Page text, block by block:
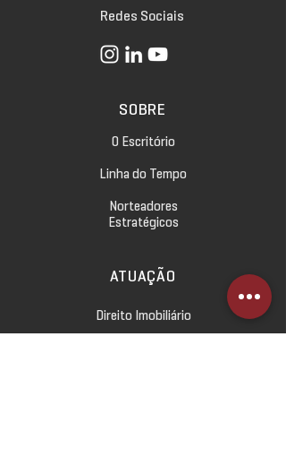
Redes Sociais
SOBRE
O Escritório
Linha do Tempo
Norteadores
Estratégicos
ATUAÇÃO
Direito Imobiliário